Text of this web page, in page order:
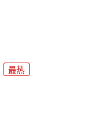
最热